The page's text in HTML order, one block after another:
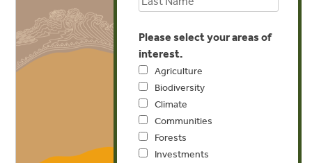
Please select your areas of
interest.
Agriculture
Biodiversity
Climate
Communities
Forests
Investments